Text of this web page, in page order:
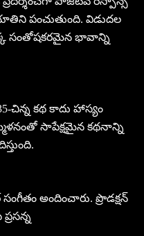
పంచుతుంది. విడుదల
సంతోషకరమైన భావాన్ని
చిన్న కథ కాదు హాస్యం
సాపేక్షమైన కథనాన్ని
అందించారు. ప్రొడక్షన్